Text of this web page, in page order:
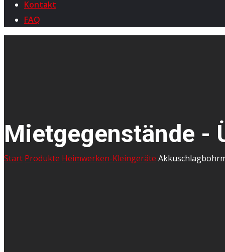
Kontakt
FAQ
Mietgegenstände -
Start Produkte Heimwerken-Kleingeräte